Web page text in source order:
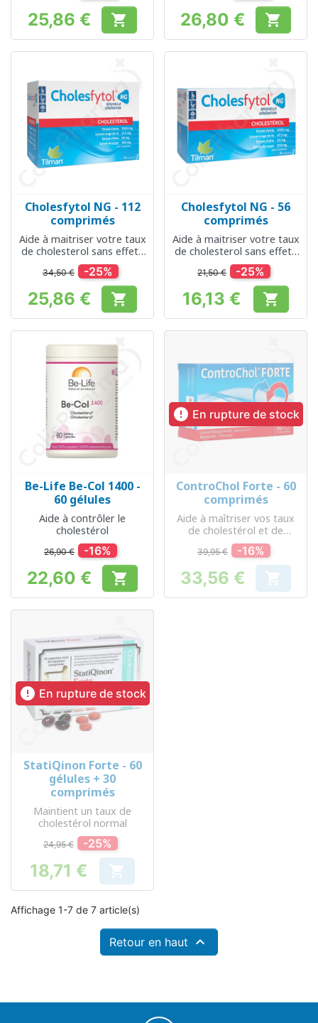
Prix
25,86 €  Prix
26,80 € 
Cholesfytol NG - 112
comprimés
Aide à maitriser votre taux
de cholesterol sans effets
secondaires
34,50 € -25%
Prix
25,86 € 
Cholesfytol NG - 56
comprimés
Aide à maitriser votre taux
de cholesterol sans effets
secondaires
21,50 € -25%
Prix
16,13 € 
Be-Life Be-Col 1400 -
60 gélules
Aide à contrôler le
cholestérol
26,90 € -16%
Prix
22,60 € 
 En rupture de stock
ControChol Forte - 60
comprimés
Aide à maîtriser vos taux
de cholestérol et de
glycémie
39,95 € -16%
Prix
33,56 € 
 En rupture de stock
StatiQinon Forte - 60
gélules + 30
comprimés
Maintient un taux de
cholestérol normal
24,95 € -25%
Prix
18,71 € 
Affichage 1-7 de 7 article(s)
Retour en haut 